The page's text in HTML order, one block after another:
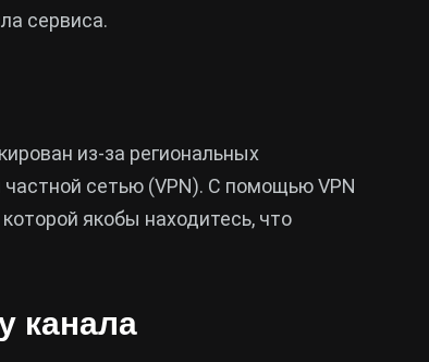
сервиса.
из-за региональных
частной сетью (VPN). С помощью VPN
якобы находитесь, что
канала